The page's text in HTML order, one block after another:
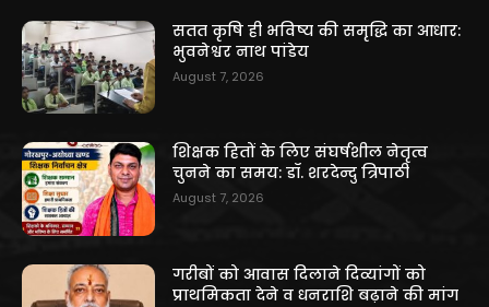
सतत कृषि ही भविष्य की समृद्धि का आधार:
भुवनेश्वर नाथ पांडेय
August 7, 2026
शिक्षक हितों के लिए संघर्षशील नेतृत्व
चुनने का समय: डॉ. शरदेन्दु त्रिपाठी
August 7, 2026
गरीबों को आवास दिलाने दिव्यांगों को
प्राथमिकता देने व धनराशि बढ़ाने की मांग